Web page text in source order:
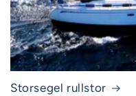
Storsegel rullstor